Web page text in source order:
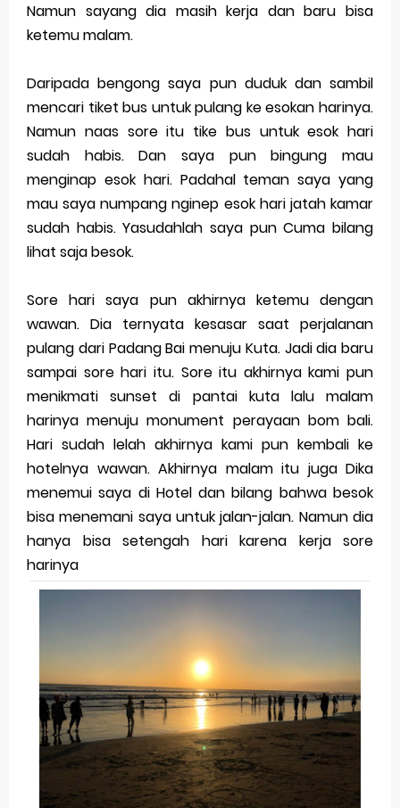
Namun sayang dia masih kerja dan baru bisa
ketemu malam.
Daripada bengong saya pun duduk dan sambil
mencari tiket bus untuk pulang ke esokan harinya.
Namun naas sore itu tike bus untuk esok hari
sudah habis. Dan saya pun bingung mau
menginap esok hari. Padahal teman saya yang
mau saya numpang nginep esok hari jatah kamar
sudah habis. Yasudahlah saya pun Cuma bilang
lihat saja besok.
Sore hari saya pun akhirnya ketemu dengan
wawan. Dia ternyata kesasar saat perjalanan
pulang dari Padang Bai menuju Kuta. Jadi dia baru
sampai sore hari itu. Sore itu akhirnya kami pun
menikmati sunset di pantai kuta lalu malam
harinya menuju monument perayaan bom bali.
Hari sudah lelah akhirnya kami pun kembali ke
hotelnya wawan. Akhirnya malam itu juga Dika
menemui saya di Hotel dan bilang bahwa besok
bisa menemani saya untuk jalan-jalan. Namun dia
hanya bisa setengah hari karena kerja sore
harinya